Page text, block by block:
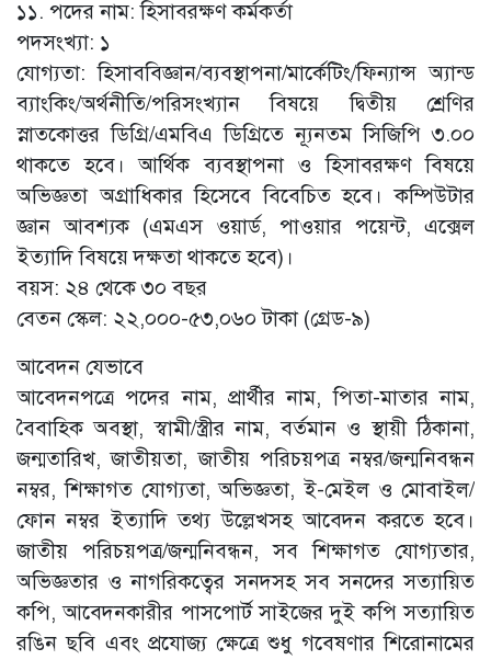
১১. পদের নাম: হিসাবরক্ষণ কর্মকর্তা
পদসংখ্যা: ১
যোগ্যতা: হিসাববিজ্ঞান/ব্যবস্থাপনা/মার্কেটিং/ফিন্যান্স অ্যান্ড
ব্যাংকিং/অর্থনীতি/পরিসংখ্যান বিষয়ে দ্বিতীয় শ্রেণির
স্নাতকোত্তর ডিগ্রি/এমবিএ ডিগ্রিতে ন্যূনতম সিজিপি ৩.০০
থাকতে হবে। আর্থিক ব্যবস্থাপনা ও হিসাবরক্ষণ বিষয়ে
অভিজ্ঞতা অগ্রাধিকার হিসেবে বিবেচিত হবে। কম্পিউটার
জ্ঞান আবশ্যক (এমএস ওয়ার্ড, পাওয়ার পয়েন্ট, এক্সেল
ইত্যাদি বিষয়ে দক্ষতা থাকতে হবে)।
বয়স: ২৪ থেকে ৩০ বছর
বেতন স্কেল: ২২,০০০-৫৩,০৬০ টাকা (গ্রেড-৯)
আবেদন যেভাবে
আবেদনপত্রে পদের নাম, প্রার্থীর নাম, পিতা-মাতার নাম,
বৈবাহিক অবস্থা, স্বামী/স্ত্রীর নাম, বর্তমান ও স্থায়ী ঠিকানা,
জন্মতারিখ, জাতীয়তা, জাতীয় পরিচয়পত্র নম্বর/জন্মনিবন্ধন
নম্বর, শিক্ষাগত যোগ্যতা, অভিজ্ঞতা, ই-মেইল ও মোবাইল/
ফোন নম্বর ইত্যাদি তথ্য উল্লেখসহ আবেদন করতে হবে।
জাতীয় পরিচয়পত্র/জন্মনিবন্ধন, সব শিক্ষাগত যোগ্যতার,
অভিজ্ঞতার ও নাগরিকত্বের সনদসহ সব সনদের সত্যায়িত
কপি, আবেদনকারীর পাসপোর্ট সাইজের দুই কপি সত্যায়িত
রঙিন ছবি এবং প্রযোজ্য ক্ষেত্রে শুধু গবেষণার শিরোনামের